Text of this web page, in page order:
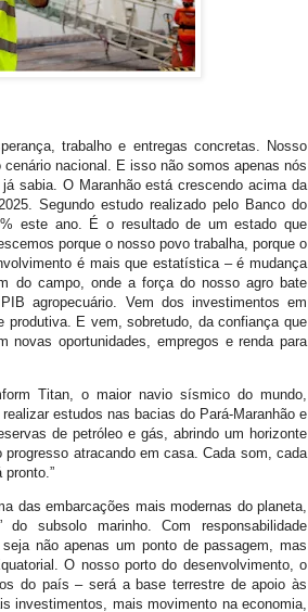
trabalho e entregas concretas. Nosso
nacional. E isso não somos apenas nós
sabia. O Maranhão está crescendo acima da
Segundo estudo realizado pelo Banco do
este ano. É o resultado de um estado que
porque o nosso povo trabalha, porque o
é mais que estatística – é mudança
do campo, onde a força do nosso agro bate
agropecuário. Vem dos investimentos em
E vem, sobretudo, da confiança que
oportunidades, empregos e renda para
Titan, o maior navio sísmico do mundo,
estudos nas bacias do Pará-Maranhão e
de petróleo e gás, abrindo um horizonte
atracando em casa. Cada som, cada
das embarcações mais modernas do planeta,
do subsolo marinho. Com responsabilidade
não apenas um ponto de passagem, mas
O nosso porto do desenvolvimento, o
do país – será a base terrestre de apoio às
investimentos, mais movimento na economia,